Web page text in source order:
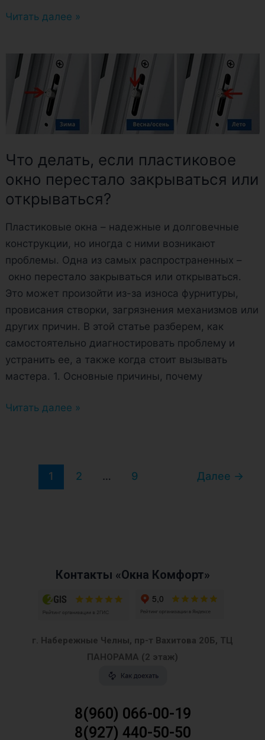
Читать далее »
Что делать, если пластиковое
окно перестало закрываться или
открываться?
Пластиковые окна – надежные и долговечные
конструкции, но иногда с ними возникают
проблемы. Одна из самых распространенных –
окно перестало закрываться или открываться.
Это может произойти из-за износа фурнитуры,
провисания створки, загрязнения механизмов или
других причин. В этой статье разберем, как
самостоятельно диагностировать проблему и
устранить ее, а также когда стоит вызывать
мастера. 1. Основные причины, почему
Что
делать,
если
пластиковое
окно
закрываться
или
открываться?
Читать далее »
1 2 … 9 Далее →
Контакты «Окна Комфорт»
г. Набережные Челны, пр-т Вахитова 20Б, ТЦ
ПАНОРАМА (2 этаж)
8(960) 066-00-19
8(927) 440-50-50